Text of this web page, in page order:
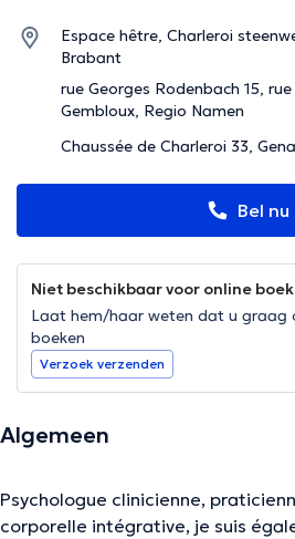
Espace hêtre, Charleroi
Brabant
rue Georges Rodenbach 15,
Gembloux, Regio Namen
Chaussée de Charleroi 33,
Bel nu
Niet beschikbaar voor online
Laat hem/haar weten dat u graag
boeken
Verzoek verzenden
Algemeen
Psychologue clinicienne,
corporelle intégrative, je suis